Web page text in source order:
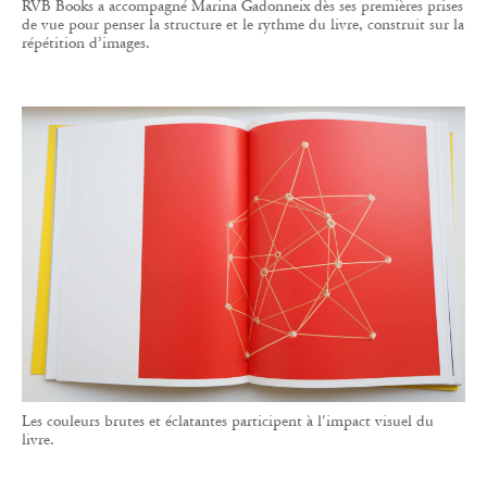
Les couleurs brutes et éclatantes participent à l'impact visuel du
livre.
La maison accorde aussi une place importante
aux artistes émergents, et édite chaque année un
ou deux premiers livres. C’est ainsi qu’elle est
contactée par le jeune photographe espagnol